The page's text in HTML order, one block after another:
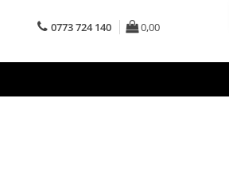
0773 724 140 0,00